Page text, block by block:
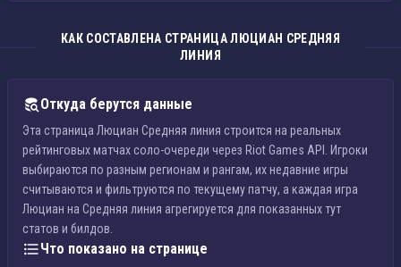
КАК СОСТАВЛЕНА СТРАНИЦА ЛЮЦИАН СРЕДНЯЯ
ЛИНИЯ
Откуда берутся данные
Эта страница Люциан Средняя линия строится на реальных
рейтинговых матчах соло-очереди через Riot Games API. Игроки
выбираются по разным регионам и рангам, их недавние игры
считываются и фильтруются по текущему патчу, а каждая игра
Люциан на Средняя линия агрегируется для показанных тут
статов и билдов.
Что показано на странице